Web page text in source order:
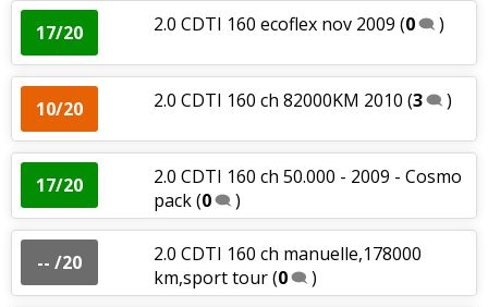
17/20 2.0 CDTI 160 ecoflex nov 2009 (0 )
10/20 2.0 CDTI 160 ch 82000KM 2010 (3 )
17/20
2.0 CDTI 160 ch 50.000 - 2009 - Cosmo
pack(0 )
-- /20
2.0 CDTI 160 ch manuelle,178000
km,sport tour(0 )